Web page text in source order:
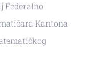
Federalno
Kantona